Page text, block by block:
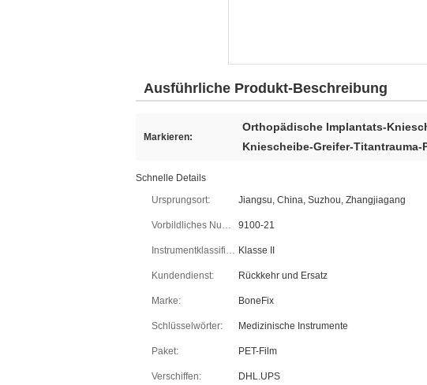
Ausführliche Produkt-Beschreibung
Markieren:
Orthopädische Implantats-
Kniescheibe-Greifer-Titantrauma-
Schnelle Details
Ursprungsort:
Jiangsu, China, Suzhou, Zhangjiagang
Vorbildliches Number: 9100-21
Instrumentklassifikation: Klasse II
Kundendienst: Rückkehr und Ersatz
Marke: BoneFix
Schlüsselwörter: Medizinische Instrumente
Paket: PET-Film
Verschiffen: DHL.UPS